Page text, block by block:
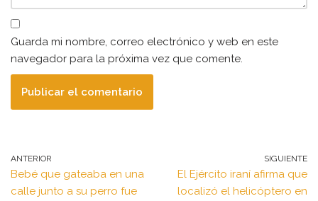
Guarda mi nombre, correo electrónico y web en este
navegador para la próxima vez que comente.
ANTERIOR
Bebé que gateaba en una
calle junto a su perro fue
SIGUIENTE
El Ejército iraní afirma que
localizó el helicóptero en